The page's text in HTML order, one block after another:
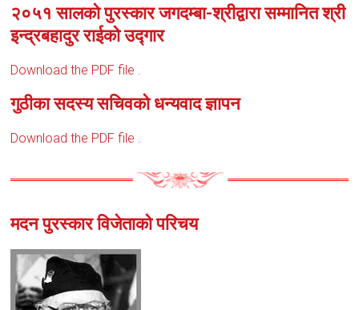
२०५१ सालको पुरस्कार जगदम्बा-श्रीद्वारा सम्मानित श्री
इन्द्रबहादुर राईको उद्गार
Download the PDF file .
गुठीका सदस्य सचिवको धन्यवाद ज्ञापन
Download the PDF file .
मदन पुरस्कार विजेताको परिचय